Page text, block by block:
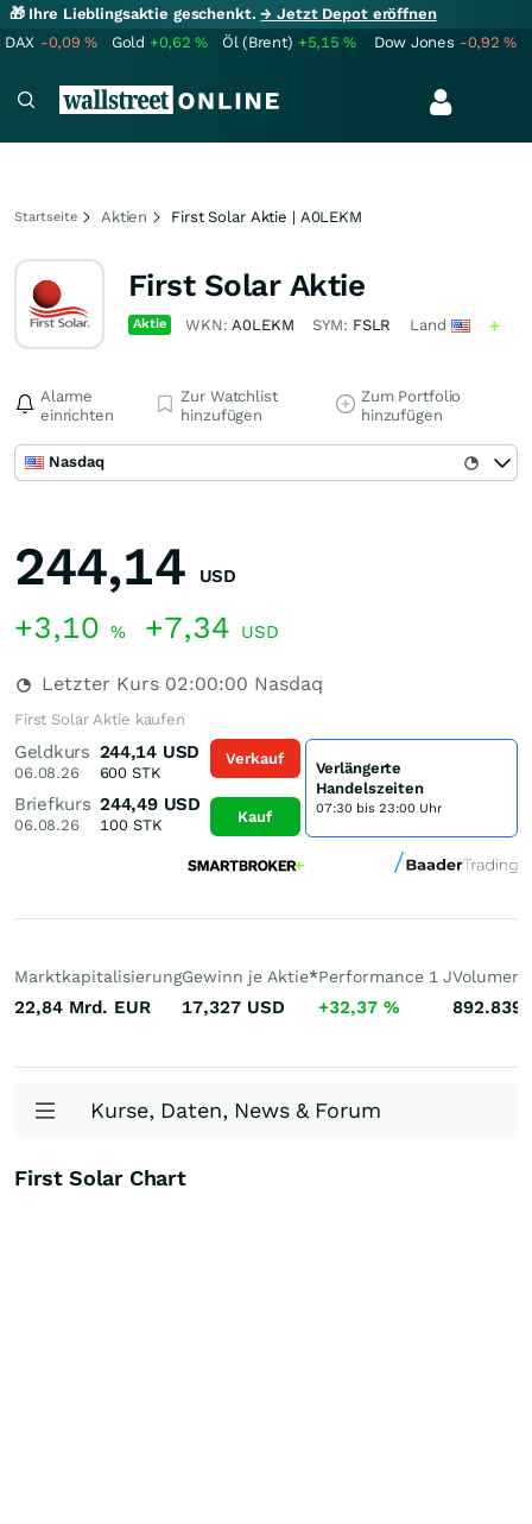
🎁 Ihre Lieblingsaktie geschenkt.→ Jetzt Depot eröffnen
DAX -0,09% Gold +0,62% Öl (Brent) +5,15% Dow Jones -0,92%
Startseite Aktien First Solar Aktie | A0LEKM
First Solar Aktie
Aktie WKN:A0LEKM SYM: FSLR Land
Alarme
einrichten
Zur Watchlist
hinzufügen
Zum Portfolio
hinzufügen
Nasdaq
244,14 USD
+3,10 % +7,34 USD
Letzter Kurs 02:00:00 Nasdaq
First Solar Aktie kaufen
Geldkurs
06.08.26
244,14 USD
600 STK
Briefkurs
06.08.26
244,49 USD
100STK
Verkauf
Kauf
Verlängerte
Handelszeiten
07:30 bis 23:00 Uhr
Marktkapitalisierung
22,84 Mrd. EUR
Gewinn je Aktie*
17,327 USD
Performance 1 J
+32,37 %
Volumen
892.839
Kurse, Daten, News & Forum
First Solar Chart